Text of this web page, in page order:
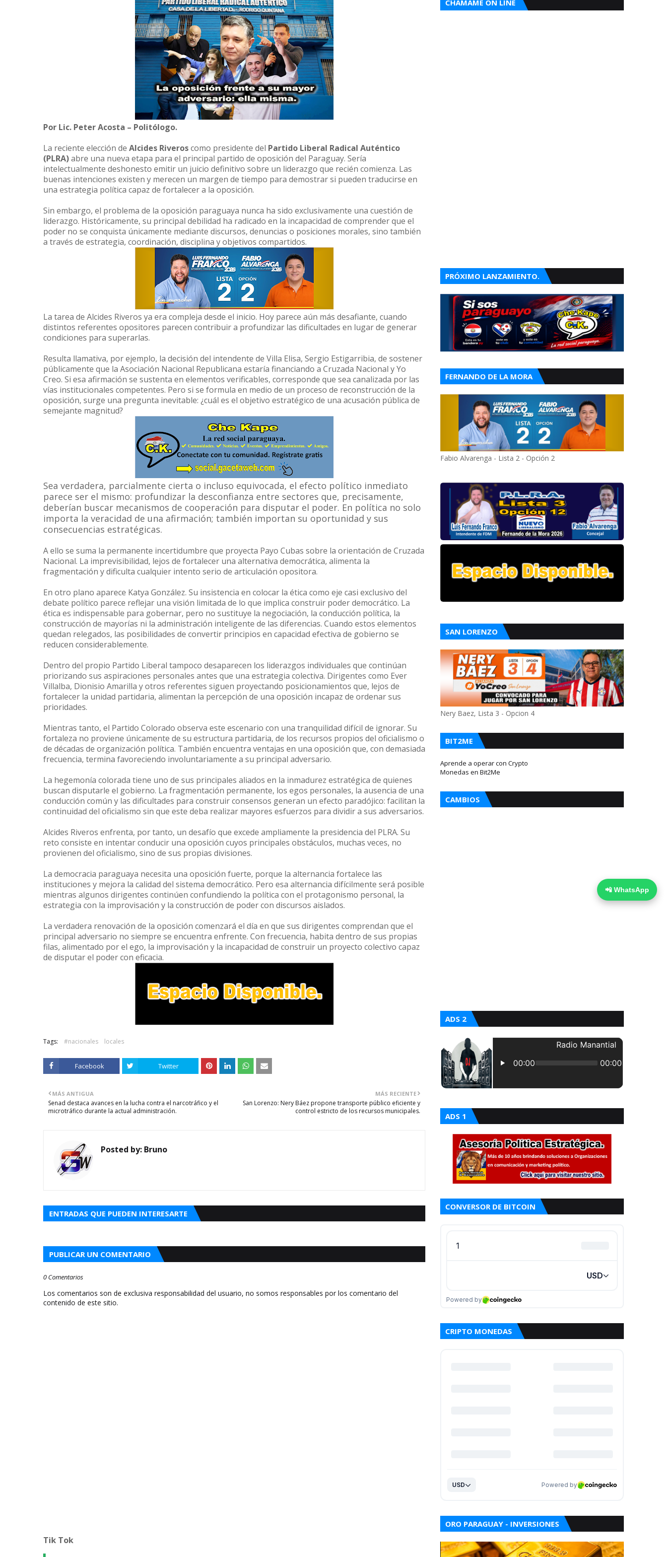
Por Lic. Peter Acosta – Politólogo.
La reciente elección de Alcides Riveroscomo presidente del Partido Liberal Radical Auténtico
(PLRA)abre una nueva etapa para el principal partido de oposición del Paraguay. Sería
intelectualmente deshonesto emitir un juicio definitivo sobre un liderazgo que recién comienza. Las
buenas intenciones existen y merecen un margen de tiempo para demostrar si pueden traducirse en
una estrategia política capaz de fortalecer a la oposición.
Sin embargo, el problema de la oposición paraguaya nunca ha sido exclusivamente una cuestión de
liderazgo. Históricamente, su principal debilidad ha radicado en la incapacidad de comprender que el
poder no se conquista únicamente mediante discursos, denuncias o posiciones morales, sino también
a través de estrategia, coordinación, disciplina y objetivos compartidos.
La tarea de Alcides Riveros ya era compleja desde el inicio. Hoy parece aún más desafiante, cuando
distintos referentes opositores parecen contribuir a profundizar las dificultades en lugar de generar
condiciones para superarlas.
Resulta llamativa, por ejemplo, la decisión del intendente de Villa Elisa, Sergio Estigarribia, de sostener
públicamente que la Asociación Nacional Republicana estaría financiando a Cruzada Nacional y Yo
Creo. Si esa afirmación se sustenta en elementos verificables, corresponde que sea canalizada por las
vías institucionales competentes. Pero si se formula en medio de un proceso de reconstrucción de la
oposición, surge una pregunta inevitable: ¿cuál es el objetivo estratégico de una acusación pública de
semejante magnitud?
Sea verdadera, parcialmente cierta o incluso equivocada, el efecto político inmediato
parece ser el mismo: profundizar la desconfianza entre sectores que, precisamente,
deberían buscar mecanismos de cooperación para disputar el poder. En política no solo
importa la veracidad de una afirmación; también importan su oportunidad y sus
consecuencias estratégicas.
A ello se suma la permanente incertidumbre que proyecta Payo Cubas sobre la orientación de Cruzada
Nacional. La imprevisibilidad, lejos de fortalecer una alternativa democrática, alimenta la
fragmentación y dificulta cualquier intento serio de articulación opositora.
En otro plano aparece Katya González. Su insistencia en colocar la ética como eje casi exclusivo del
debate político parece reflejar una visión limitada de lo que implica construir poder democrático. La
ética es indispensable para gobernar, pero no sustituye la negociación, la conducción política, la
construcción de mayorías ni la administración inteligente de las diferencias. Cuando estos elementos
quedan relegados, las posibilidades de convertir principios en capacidad efectiva de gobierno se
reducen considerablemente.
Dentro del propio Partido Liberal tampoco desaparecen los liderazgos individuales que continúan
priorizando sus aspiraciones personales antes que una estrategia colectiva. Dirigentes como Ever
Villalba, Dionisio Amarilla y otros referentes siguen proyectando posicionamientos que, lejos de
fortalecer la unidad partidaria, alimentan la percepción de una oposición incapaz de ordenar sus
prioridades.
Mientras tanto, el Partido Colorado observa este escenario con una tranquilidad difícil de ignorar. Su
fortaleza no proviene únicamente de su estructura partidaria, de los recursos propios del oficialismo o
de décadas de organización política. También encuentra ventajas en una oposición que, con demasiada
frecuencia, termina favoreciendo involuntariamente a su principal adversario.
La hegemonía colorada tiene uno de sus principales aliados en la inmadurez estratégica de quienes
buscan disputarle el gobierno. La fragmentación permanente, los egos personales, la ausencia de una
conducción común y las dificultades para construir consensos generan un efecto paradójico: facilitan la
continuidad del oficialismo sin que este deba realizar mayores esfuerzos para dividir a sus adversarios.
Alcides Riveros enfrenta, por tanto, un desafío que excede ampliamente la presidencia del PLRA. Su
reto consiste en intentar conducir una oposición cuyos principales obstáculos, muchas veces, no
provienen del oficialismo, sino de sus propias divisiones.
La democracia paraguaya necesita una oposición fuerte, porque la alternancia fortalece las
instituciones y mejora la calidad del sistema democrático. Pero esa alternancia difícilmente será posible
mientras algunos dirigentes continúen confundiendo la política con el protagonismo personal, la
estrategia con la improvisación y la construcción de poder con discursos aislados.
La verdadera renovación de la oposición comenzará el día en que sus dirigentes comprendan que el
principal adversario no siempre se encuentra enfrente. Con frecuencia, habita dentro de sus propias
filas, alimentado por el ego, la improvisación y la incapacidad de construir un proyecto colectivo capaz
de disputar el poder con eficacia.
Tags: #nacionales locales
Facebook Twitter
MÁS RECIENTE
San Lorenzo: Nery Báez propone transporte público eficiente y
control estricto de los recursos municipales.
MÁS ANTIGUA
Senad destaca avances en la lucha contra el narcotráfico y el
microtráfico durante la actual administración.
Posted by: Bruno
ENTRADAS QUE PUEDEN INTERESARTE
PUBLICAR UN COMENTARIO
0 Comentarios
Los comentarios son de exclusiva responsabilidad del usuario, no somos responsables por los comentario del
contenido de este sitio.
Tik Tok
CHAMAME ON LINE
PRÓXIMO LANZAMIENTO.
FERNANDO DE LA MORA
Fabio Alvarenga - Lista 2 - Opción 2
SAN LORENZO
Nery Baez, Lista 3 - Opcion 4
BIT2ME
Aprende a operar con Crypto
Monedas en Bit2Me
CAMBIOS
ADS 2
ADS 1
CONVERSOR DE BITCOIN
CRIPTO MONEDAS
ORO PARAGUAY - INVERSIONES
📲 WhatsApp